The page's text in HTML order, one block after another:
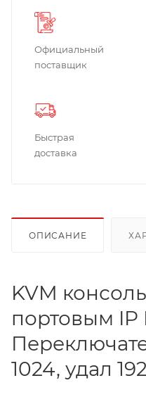
Официальный
поставщик
Быстрая
доставка
ОПИСАНИЕ
KVM
портовым IP
1024, удал